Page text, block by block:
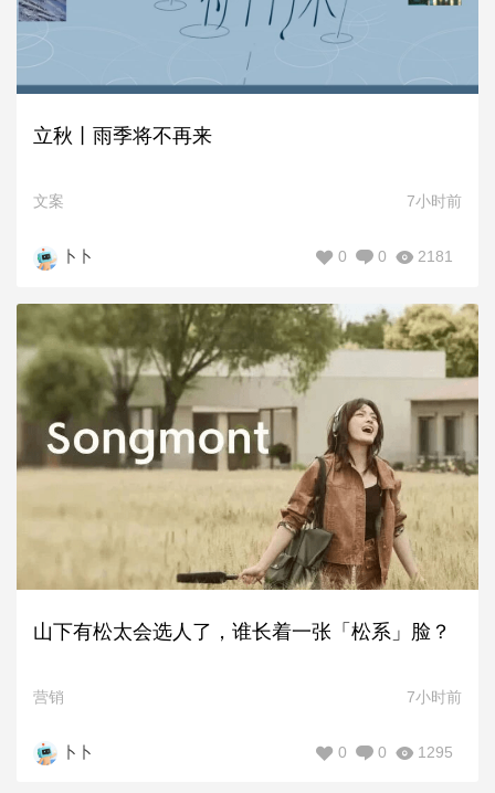
立秋丨雨季将不再来
文案 7小时前
卜卜 2181
0
0
山下有松太会选人了，谁长着一张「松系」脸？
营销 7小时前
卜卜 1295
0
0